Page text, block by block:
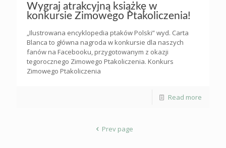
Wygraj atrakcyjną książkę w
konkursie Zimowego Ptakoliczenia!
„Ilustrowana encyklopedia ptaków Polski” wyd. Carta
Blanca to główna nagroda w konkursie dla naszych
fanów na Facebooku, przygotowanym z okazji
tegorocznego Zimowego Ptakoliczenia. Konkurs
Zimowego Ptakoliczenia
Read more
Prev page